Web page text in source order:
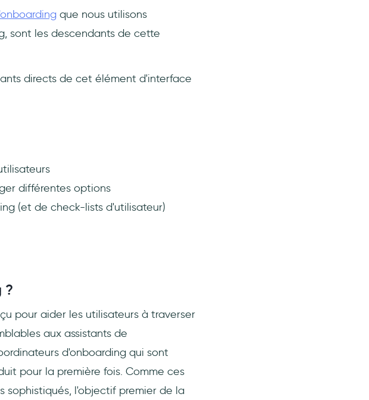
que nous utilisons
sont les descendants de cette
directs de cet élément d'interface
différentes options
(et de check-lists d'utilisateur)
?
pour aider les utilisateurs à traverser
aux assistants de
d'onboarding qui sont
pour la première fois. Comme ces
sophistiqués, l'objectif premier de la